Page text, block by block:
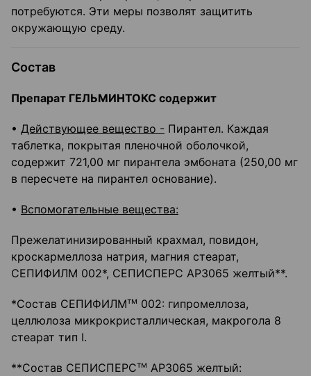
потребуются. Эти меры позволят защитить
окружающую среду.
Состав
Препарат ГЕЛЬМИНТОКС содержит
• Действующее вещество - Пирантел. Каждая
таблетка, покрытая пленочной оболочкой,
содержит 721,00 мг пирантела эмбоната (250,00 мг
в пересчете на пирантел основание).
• Вспомогательные вещества:
Прежелатинизированный крахмал, повидон,
кроскармеллоза натрия, магния стеарат,
СЕПИФИЛМ 002*, СЕПИСПЕРС АР3065 желтый**.
*Состав СЕПИФИЛМтм 002: гипромеллоза,
целлюлоза микрокристаллическая, макрогола 8
стеарат тип I.
**Состав СЕПИСПЕРСтм АР3065 желтый: